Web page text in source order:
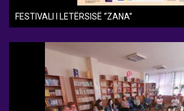
FESTIVALI I LETËRSISË “ZANA”